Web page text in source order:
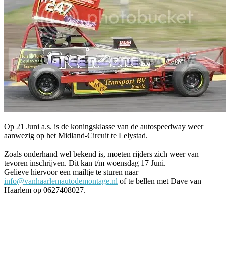
Op 21 Juni a.s. is de koningsklasse van de autospeedway weer
aanwezig op het Midland-Circuit te Lelystad.
Zoals onderhand wel bekend is, moeten rijders zich weer van
tevoren inschrijven. Dit kan t/m woensdag 17 Juni.
Gelieve hiervoor een mailtje te sturen naar
info@vanhaarlemautodemontage.nl of te bellen met Dave van
Haarlem op 0627408027.